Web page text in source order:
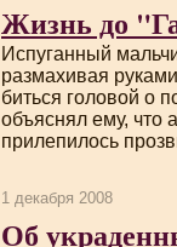
Жизнь до
Испуганный
размахивая
биться головой о
объяснял ему, что
прилепилось
1 декабря 2008
Об